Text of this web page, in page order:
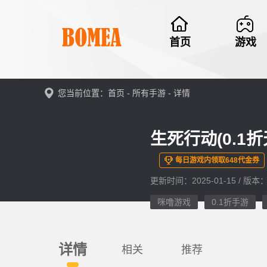
首页 游戏
您当前位置：首页 - 所有手游 - 详情
生死行动(0.1
每日游戏内领取648代金券
更新时间：2025-01-15 / 版本
咪噜游戏 0.1折手游
详情 相关 推荐